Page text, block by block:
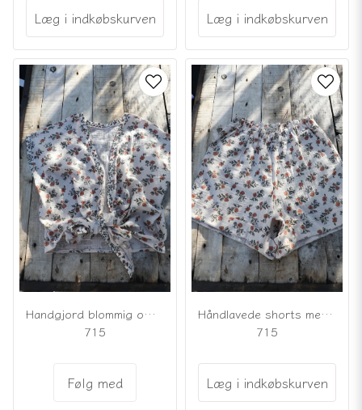
Læg i indkøbskurven Læg i indkøbskurven
Handgjord blommig omlott-topp
715
Følg med
Håndlavede shorts med blomstermønster
715
Læg i indkøbskurven